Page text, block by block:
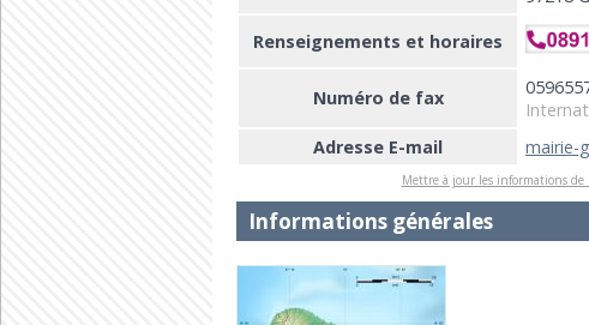
Renseignements et horaires
Numéro de fax
Adresse E-mail
mairie-
Mettre à jour les informations de
Informations générales